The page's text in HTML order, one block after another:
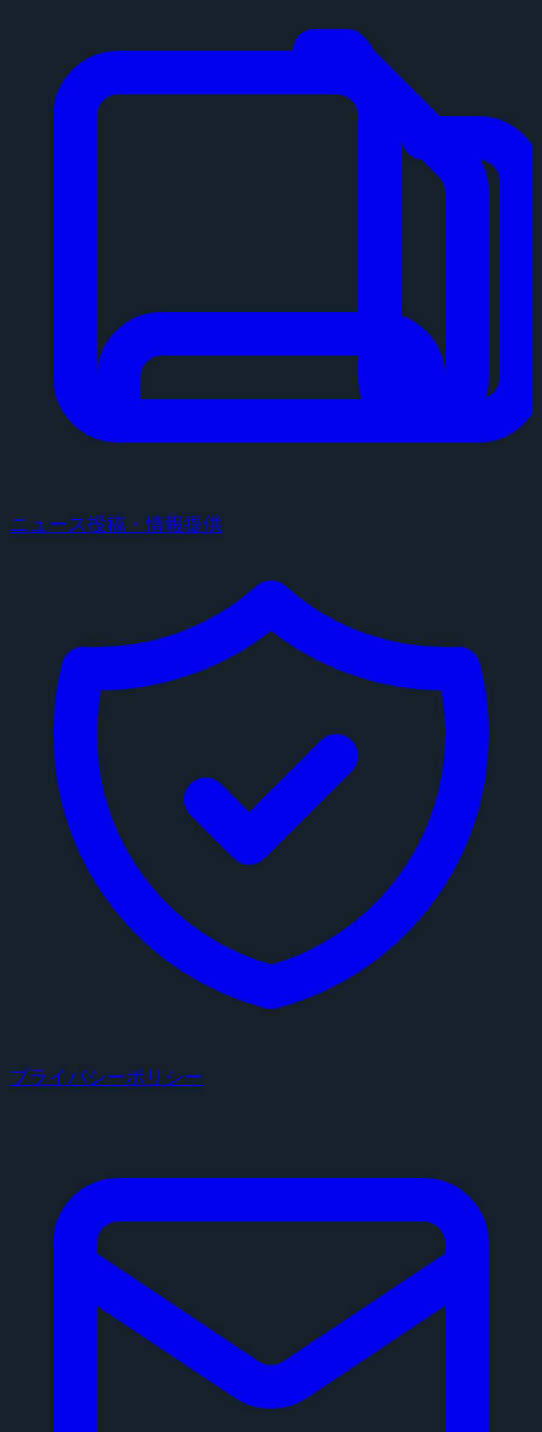
ニュース投稿・情報提供
プライバシーポリシー